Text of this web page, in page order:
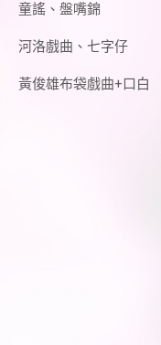
童謠、盤嘴錦
河洛戲曲、七字仔
黃俊雄布袋戲曲+口白